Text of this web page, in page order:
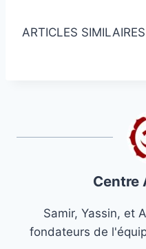
ARTICLES SIMILAIRES
Centre
Samir, Yassin, et
fondateurs de